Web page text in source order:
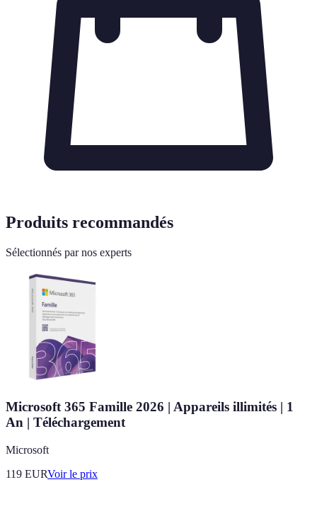
Produits recommandés
Sélectionnés par nos experts
Microsoft 365 Famille 2026 | Appareils illimités | 1
An | Téléchargement
Microsoft
119 EURVoir le prix